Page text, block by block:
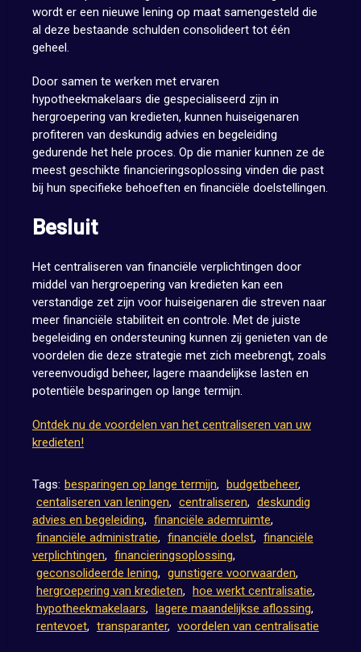
wordt er een nieuwe lening op maat samengesteld die
al deze bestaande schulden consolideert tot één
geheel.
Door samen te werken met ervaren
hypotheekmakelaars die gespecialiseerd zijn in
hergroepering van kredieten, kunnen huiseigenaren
profiteren van deskundig advies en begeleiding
gedurende het hele proces. Op die manier kunnen ze de
meest geschikte financieringsoplossing vinden die past
bij hun specifieke behoeften en financiële doelstellingen.
Besluit
Het centraliseren van financiële verplichtingen door
middel van hergroepering van kredieten kan een
verstandige zet zijn voor huiseigenaren die streven naar
meer financiële stabiliteit en controle. Met de juiste
begeleiding en ondersteuning kunnen zij genieten van de
voordelen die deze strategie met zich meebrengt, zoals
vereenvoudigd beheer, lagere maandelijkse lasten en
potentiële besparingen op lange termijn.
Ontdek nu de voordelen van het centraliseren van uw
kredieten!
Tags: besparingen op lange termijn, budgetbeheer,
centaliseren van leningen, centraliseren, deskundig
advies en begeleiding, financiële ademruimte,
financiële administratie, financiële doelst, financiële
verplichtingen, financieringsoplossing,
geconsolideerde lening, gunstigere voorwaarden,
hergroepering van kredieten, hoe werkt centralisatie,
hypotheekmakelaars, lagere maandelijkse aflossing,
rentevoet, transparanter, voordelen van centralisatie